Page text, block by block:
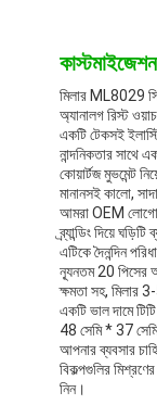
মিলার ML8029
অ্যানালগ রিস্ট
একটি টেকসই
নান্দনিকতার সাথে
কোয়ার্টজ মুভমেন্ট
মানানসই কালো,
আমরা OEM লোগো
ব্র্যান্ডিং দিয়ে
এটিকে দৈনন্দিন
ন্যূনতম 20 পিসের
ক্ষমতা সহ, মিলার
একটি ভাল দামে
48 সেমি * 37
আপনার ব্যবসার
বিকল্পগুলির
নিন।